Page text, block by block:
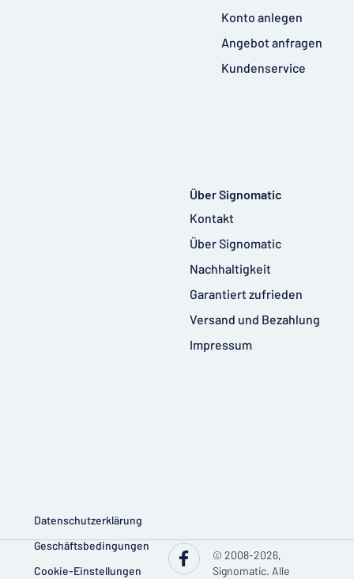
Konto anlegen
Angebot anfragen
Kundenservice
Über Signomatic
Kontakt
Über Signomatic
Nachhaltigkeit
Garantiert zufrieden
Versand und Bezahlung
Impressum
Datenschutzerklärung
Geschäftsbedingungen
Cookie-Einstellungen
© 2008-2026,
Signomatic. Alle